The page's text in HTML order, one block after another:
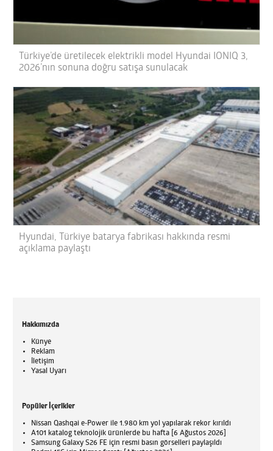
Türkiye’de üretilecek elektrikli model Hyundai IONIQ 3,
2026’nın sonuna doğru satışa sunulacak
Hyundai, Türkiye batarya fabrikası hakkında resmi
açıklama paylaştı
Hakkımızda
Künye
Reklam
İletişim
Yasal Uyarı
Popüler İçerikler
Nissan Qashqai e-Power ile 1.980 km yol yapılarak rekor kırıldı
A101 katalog teknolojik ürünlerde bu hafta [6 Ağustos 2026]
Samsung Galaxy S26 FE için resmi basın görselleri paylaşıldı